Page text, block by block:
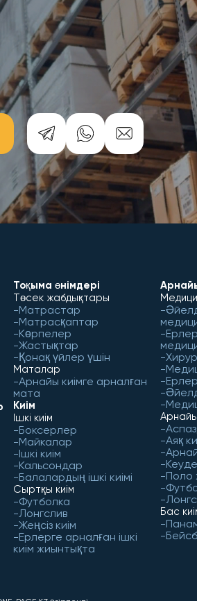
Тоқыма өнімдері
Төсек жабдықтары
Матрастар
Матрасқаптар
Көрпелер
Жастықтар
Қонақ үйлер үшін
Маталар
Арнайы киімге арналған
мата
Киім
Ішкі киім
Боксерлер
Майкалар
Ішкі киім
Кальсондар
Балалардың ішкі киімі
Сыртқы киім
Футболка
Лонгслив
Жеңсіз киім
Ерлерге арналған ішкі
киім жиынтықта
Аяқ
Поло
Бас